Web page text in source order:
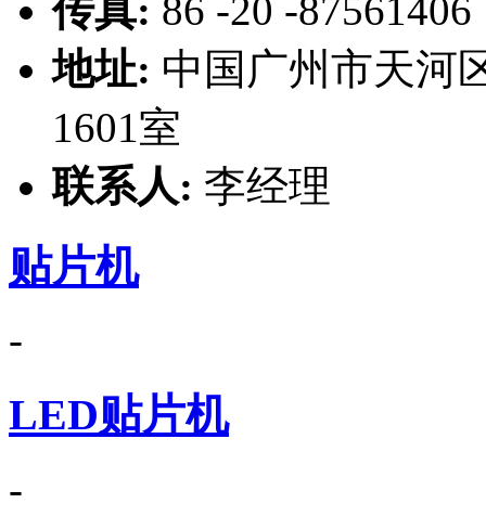
传真: 86 -20 -87561406
地址: 中国广州市天河
1601室
联系人: 李经理
贴片机
-
LED贴片机
-